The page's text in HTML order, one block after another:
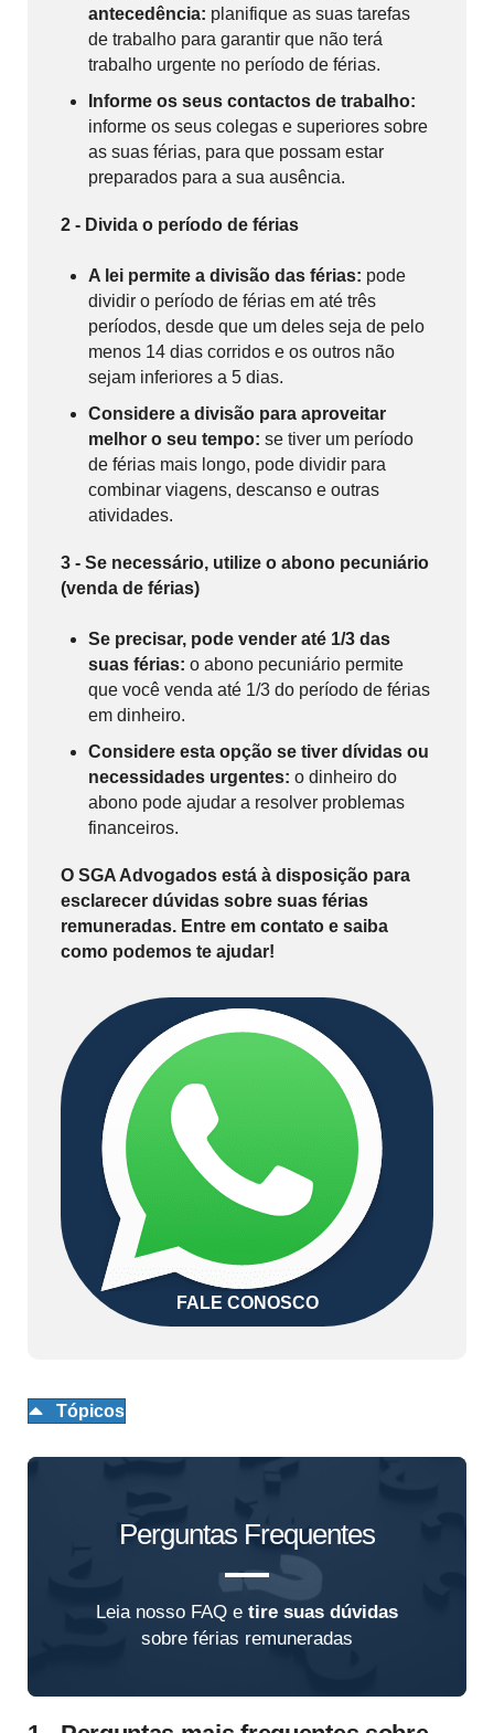
antecedência: planifique as suas tarefas
de trabalho para garantir que não terá
trabalho urgente no período de férias.
Informe os seus contactos de trabalho:
informe os seus colegas e superiores sobre
as suas férias, para que possam estar
preparados para a sua ausência.
2 - Divida o período de férias
A lei permite a divisão das férias: pode
dividir o período de férias em até três
períodos, desde que um deles seja de pelo
menos 14 dias corridos e os outros não
sejam inferiores a 5 dias.
Considere a divisão para aproveitar
melhor o seu tempo: se tiver um período
de férias mais longo, pode dividir para
combinar viagens, descanso e outras
atividades.
3 - Se necessário, utilize o abono pecuniário
(venda de férias)
Se precisar, pode vender até 1/3 das
suas férias: o abono pecuniário permite
que você venda até 1/3 do período de férias
em dinheiro.
Considere esta opção se tiver dívidas ou
necessidades urgentes: o dinheiro do
abono pode ajudar a resolver problemas
financeiros.
O SGA Advogados está à disposição para
esclarecer dúvidas sobre suas férias
remuneradas. Entre em contato e saiba
como podemos te ajudar!
FALE CONOSCO
Tópicos
Perguntas Frequentes
Leia nosso FAQ e tire suas dúvidas
sobre férias remuneradas